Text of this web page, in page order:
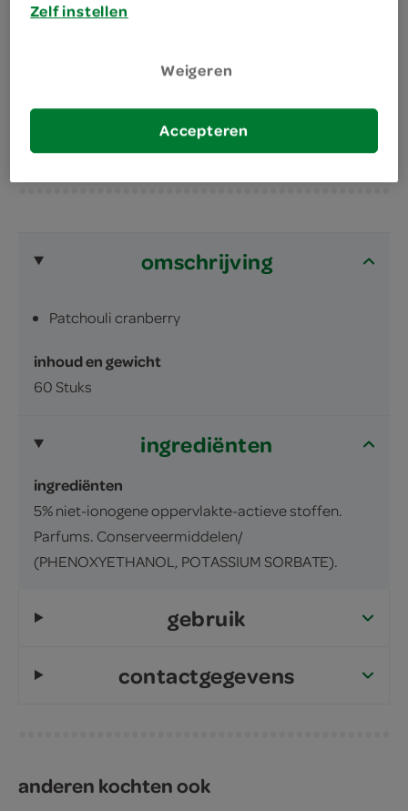
zijn 100% biologisch afbreekbaar
verwijderen van elk hard oppervlak
omschrijving
Patchouli cranberry
inhoud en gewicht
60 Stuks
ingrediënten
ingrediënten
5% niet-ionogene oppervlakte-actieve stoffen.
Parfums. Conserveermiddelen/
(PHENOXYETHANOL, POTASSIUM SORBATE).
gebruik
contactgegevens
anderen kochten ook
Zelf instellen
Weigeren
Accepteren